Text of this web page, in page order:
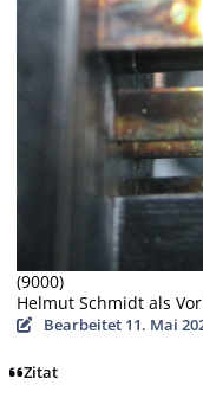
(9000)
Helmut Schmidt als
Bearbeitet 11. Mai
Zitat